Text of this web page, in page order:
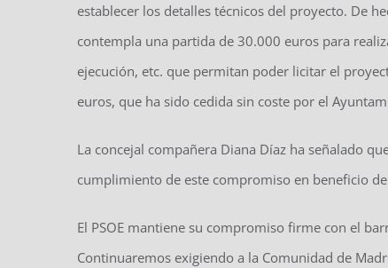
establecer los detalles técnicos del proyecto. De
contempla una partida de 30.000 euros para
ejecución, etc. que permitan poder licitar el
euros, que ha sido cedida sin coste por el
La concejal compañera Diana Díaz ha señalado
cumplimiento de este compromiso en beneficio
El PSOE mantiene su compromiso firme con el
Continuaremos exigiendo a la Comunidad de